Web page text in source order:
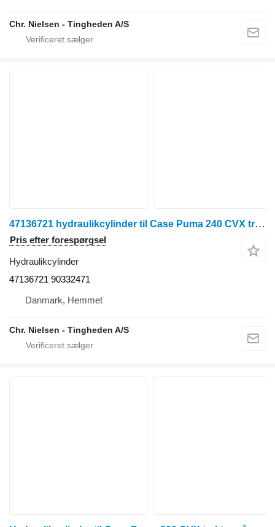
Chr. Nielsen - Tingheden A/S
47136721 hydraulikcylinder til Case Puma 240 CVX traktor på hjul
Pris efter forespørgsel
Hydraulikcylinder
47136721 90332471
Danmark, Hemmet
Chr. Nielsen - Tingheden A/S